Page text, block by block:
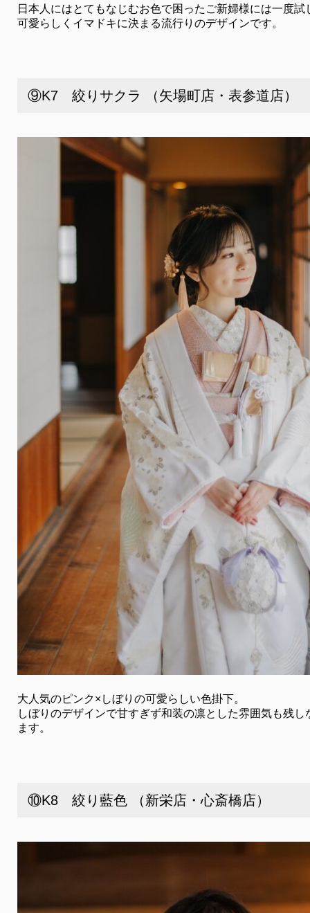
日本人にはとてもなじむお色で困ったご新婦様には一度
可愛らしくイマドキに決まる流行りのデザインです。
⑨K7 絞りサクラ （矢場町店・表参道店）
大人気のピンク×しぼりの可愛らしい色掛下。
しぼりのデザインで甘すぎず和装の凛とした雰囲気も残
ます。
⑩K8 絞り藍色 （新栄店・心斎橋店）